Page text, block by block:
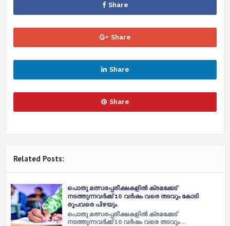
Share
Share
Share
Share
Related Posts:
പൊതു മത്സരപ്പരീക്ഷകളില്‍ ക്രമക്കേട്
നടത്തുന്നവർക്ക് 10 വർഷം വരെ തടവും കോടി
രൂപവരെ പിഴയും
പൊതു മത്സരപ്പരീക്ഷകളില്‍ ക്രമക്കേട്
നടത്തുന്നവർക്ക് 10 വർഷം വരെ തടവും …